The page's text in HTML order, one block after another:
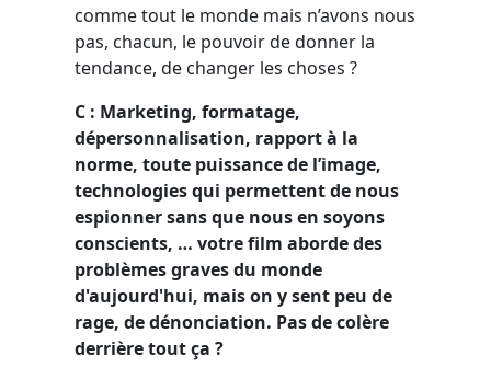
comme tout le monde mais n’avons nous
pas, chacun, le pouvoir de donner la
tendance, de changer les choses ?
C : Marketing, formatage,
dépersonnalisation, rapport à la
norme, toute puissance de l’image,
technologies qui permettent de nous
espionner sans que nous en soyons
conscients, … votre film aborde des
problèmes graves du monde
d'aujourd'hui, mais on y sent peu de
rage, de dénonciation. Pas de colère
derrière tout ça ?